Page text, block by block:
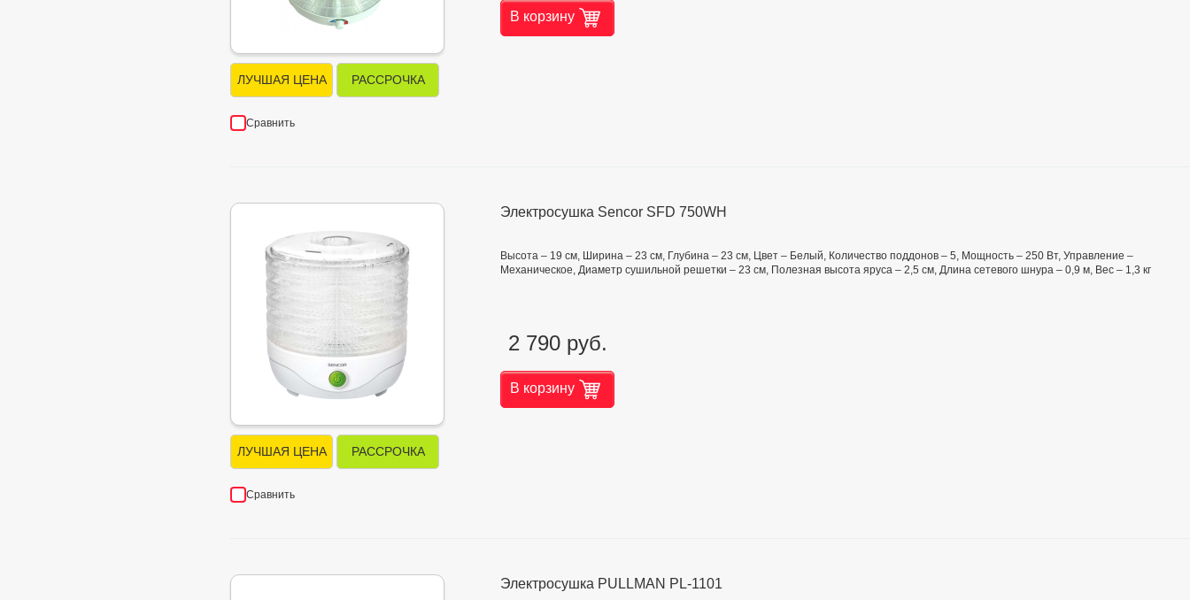
ЛУЧШАЯ ЦЕНА РАССРОЧКА
Сравнить
В корзину
ЛУЧШАЯ ЦЕНА РАССРОЧКА
Сравнить
Электросушка Sencor SFD 750WH
Высота – 19 см, Ширина – 23 см, Глубина – 23 см, Цвет – Белый, Количество поддонов – 5, Мощность – 250 Вт, Управление –
Механическое, Диаметр сушильной решетки – 23 см, Полезная высота яруса – 2,5 см, Длина сетевого шнура – 0,9 м, Вес – 1,3 кг
2 790 руб.
В корзину
Электросушка PULLMAN PL-1101